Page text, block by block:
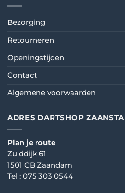
Bezorging
Retourneren
Openingstijden
Contact
Algemene voorwaarden
ADRES DARTSHOP
Plan je route
Zuiddijk 61
1501 CB Zaandam
Tel : 075 303 0544